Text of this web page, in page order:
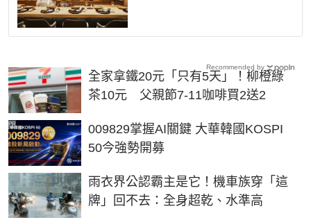
全家拿鐵20元「只有5天」！柳橙綠
茶10元 父親節7-11咖啡買2送2
009829掌握AI關鍵 大華韓國KOSPI
50今強勢開募
PR
雨衣界公認霸主是它！機車族穿「這
牌」回不去：全身超乾、水準高
Recommended by